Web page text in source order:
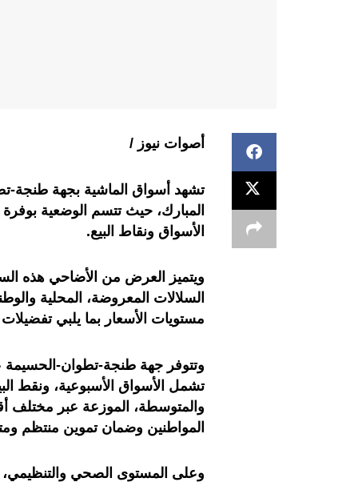
أصوات نيوز /
تشهد أسواق الماشية بجهة طنجة-
المبارك، حيث تتسم الوضعية بوفرة
الأسواق ونقاط البيع.
السلالات المعروضة، المحلية
مستويات الأسعار بما يلبي
تشمل الأسواق الأسبوعية، ونقط
والمتوسطة، الموزعة عبر مختلف
المواطنين وضمان تموين منتظم
وعلى المستوى الصحي والتنظيمي،